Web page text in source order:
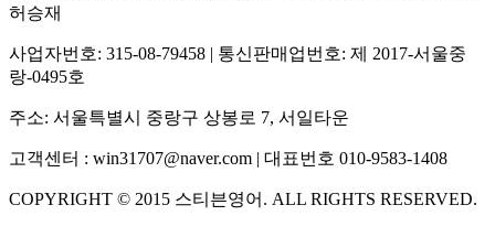
허승재
사업자번호: 315-08-79458 | 통신판매업번호: 제 2017-서울중
랑-0495호
주소: 서울특별시 중랑구 상봉로 7, 서일타운
고객센터 : win31707@naver.com | 대표번호 010-9583-1408
COPYRIGHT © 2015 스티븐영어 . ALL RIGHTS RESERVED.